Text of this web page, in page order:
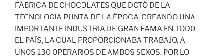
FÁBRICA DE CHOCOLATES QUE DOTÓ DE LA
TECNOLOGÍA PUNTA DE LA ÉPOCA, CREANDO UNA
IMPORTANTE INDUSTRIA DE GRAN FAMA EN TODO
EL PAÍS, LA CUAL PROPORCIONABA TRABAJO, A
UNOS 130 OPERARIOS DE AMBOS SEXOS, POR LO